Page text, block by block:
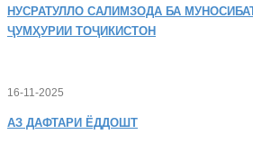
НУСРАТУЛЛО САЛИМЗОДА БА
ҶУМҲУРИИ ТОҶИКИСТОН
16-11-2025
АЗ ДАФТАРИ ЁДДОШТ